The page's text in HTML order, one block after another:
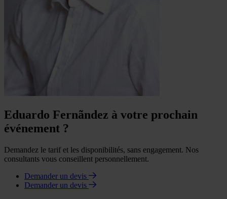
Eduardo Fernãndez à votre prochain
événement ?
Demandez le tarif et les disponibilités, sans engagement. Nos
consultants vous conseillent personnellement.
Demander un devis
Demander un devis